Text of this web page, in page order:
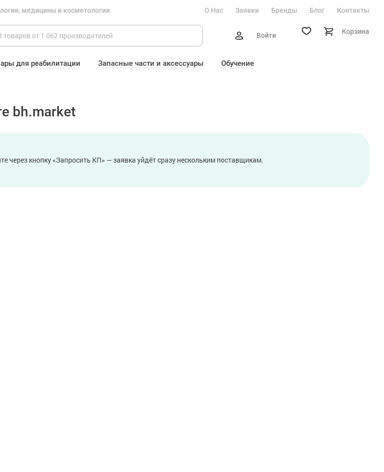
медицины и косметологии О Нас Заявки Бренды Блог Контакты
Войти Корзина
для реабилитации Запасные части и аксессуары Обучение
bh.market
через кнопку «Запросить КП» — заявка уйдёт сразу нескольким поставщикам.